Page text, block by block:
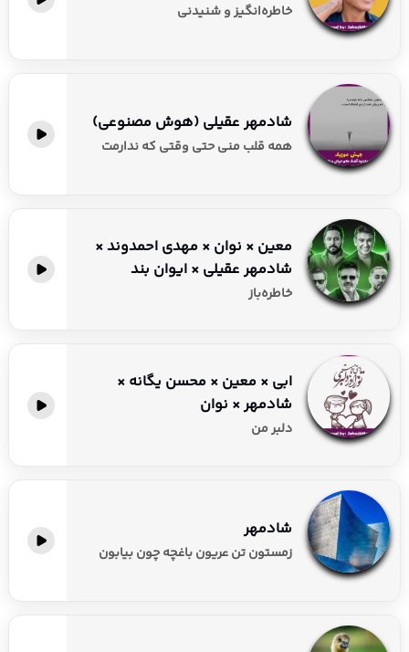
خاطره‌انگیز و شنیدنی
شادمهر عقیلی (هوش مصنوعی)
همه قلب منی حتی وقتی که ندارمت
معین × نوان × مهدی احمدوند ×
شادمهر عقیلی × ایوان بند
خاطره‌باز
ابی × معین × محسن یگانه ×
شادمهر × نوان
دلبر من
شادمهر
زمستون تن عریون باغچه چون بیابون